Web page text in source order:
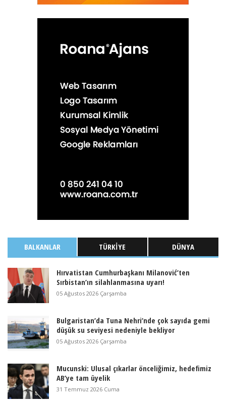
BALKANLAR TÜRKIYE DÜNYA
Hırvatistan Cumhurbaşkanı Milanović’ten
Sırbistan’ın silahlanmasına uyarı!
05 Ağustos 2026 Çarşamba
Bulgaristan’da Tuna Nehri’nde çok sayıda gemi
düşük su seviyesi nedeniyle bekliyor
05 Ağustos 2026 Çarşamba
Mucunski: Ulusal çıkarlar önceliğimiz, hedefimiz
AB’ye tam üyelik
31 Temmuz 2026 Cuma